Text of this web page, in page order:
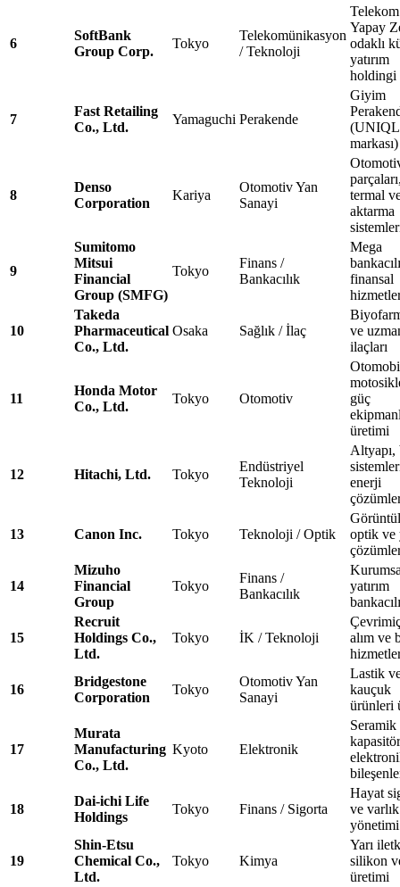
6
SoftBank
Group Corp.
Tokyo
Telekomünikasyon
/ Teknoloji
Yapay
odaklı
yatırım
holdingi
7
Fast Retailing
Co., Ltd.
Yamaguchi Perakende
Giyim
markası)
8
Denso
Corporation
Kariya
Otomotiv Yan
Sanayi
termal
aktarma
9
Sumitomo
Mitsui
Financial
Group (SMFG)
Tokyo
Finans /
Bankacılık
Mega
finansal
10
Takeda
Pharmaceutical
Co., Ltd.
Osaka Sağlık / İlaç
ve
ilaçları
11
Honda Motor
Co., Ltd.
Tokyo Otomotiv
güç
üretimi
12 Hitachi, Ltd. Tokyo
Endüstriyel
Teknoloji
enerji
13 Canon Inc. Tokyo Teknoloji / Optik
optik ve
14
Mizuho
Financial
Group
Tokyo
Finans /
Bankacılık
yatırım
15
Recruit
Holdings Co.,
Ltd.
Tokyo İK / Teknoloji
alım ve
16
Bridgestone
Corporation
Tokyo
Otomotiv Yan
Sanayi
Lastik
kauçuk
ürünleri
17
Murata
Manufacturing
Co., Ltd.
Kyoto Elektronik
Seramik
18
Dai-ichi Life
Holdings
Tokyo Finans / Sigorta
Hayat
ve varlık
yönetimi
19
Shin-Etsu
Chemical Co.,
Ltd.
Tokyo Kimya
Yarı
silikon
üretimi